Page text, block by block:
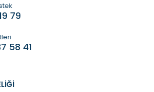
79
58 41